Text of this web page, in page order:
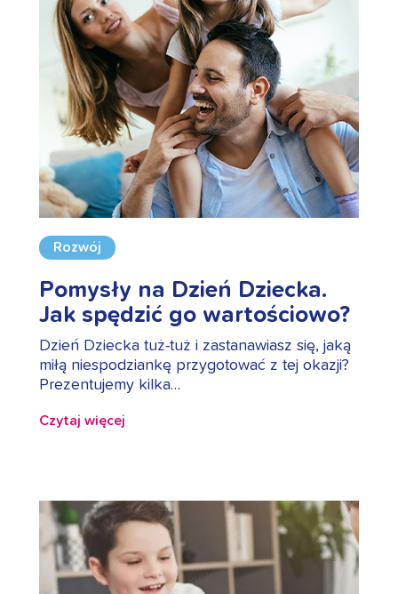
Rozwój
Pomysły na Dzień Dziecka.
Jak spędzić go wartościowo?
Dzień Dziecka tuż-tuż i zastanawiasz się, jaką
miłą niespodziankę przygotować z tej okazji?
Prezentujemy kilka…
Czytaj więcej